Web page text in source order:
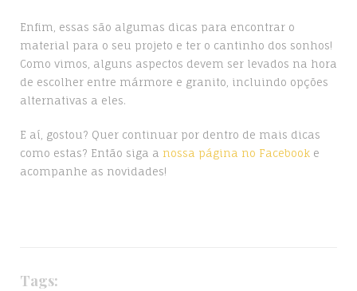
Enfim, essas são algumas dicas para encontrar o
material para o seu projeto e ter o cantinho dos sonhos!
Como vimos, alguns aspectos devem ser levados na hora
de escolher entre mármore e granito, incluindo opções
alternativas a eles.
E aí, gostou? Quer continuar por dentro de mais dicas
como estas? Então siga a nossa página no Facebook e
acompanhe as novidades!
Tags: